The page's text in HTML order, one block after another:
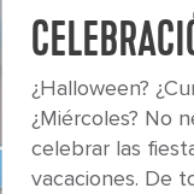
¿Halloween?
¿Miércoles? No
celebrar las
vacaciones. De